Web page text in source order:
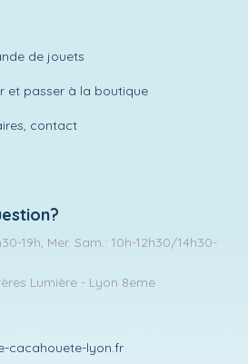
de jouets
et passer à la boutique
contact
19h, Mer. Sam.: 10h-12h30/14h30-
Lumière - Lyon 8eme
cacahouete-lyon.fr